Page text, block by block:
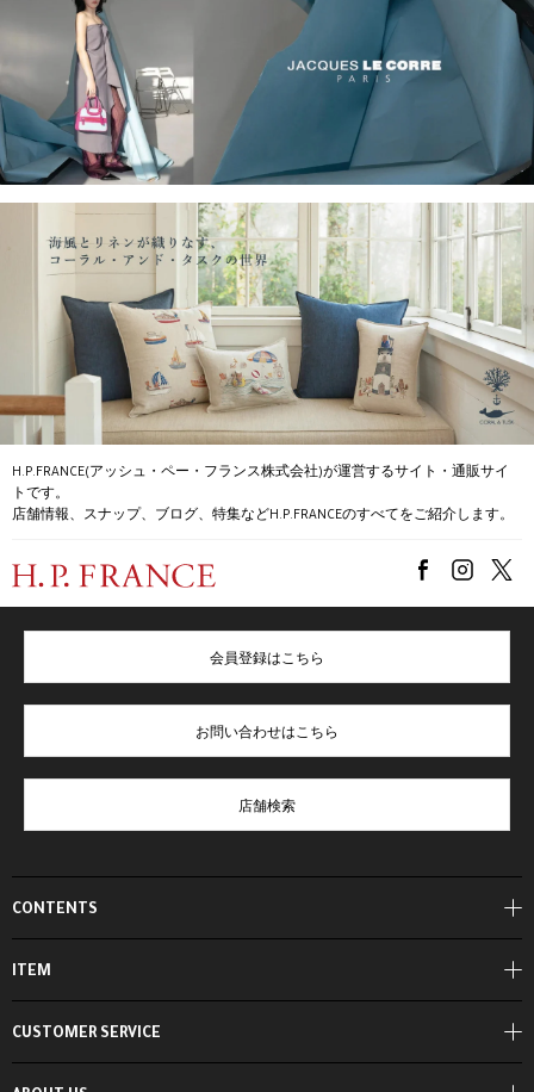
H.P.FRANCE(アッシュ・ペー・フランス株式会社)が運営するサイト・通販サイ
トです。
店舗情報、スナップ、ブログ、特集などH.P.FRANCEのすべてをご紹介します。
CONTENTS
ITEM
会員登録はこちら
お問い合わせはこちら
店舗検索
CUSTOMER SERVICE